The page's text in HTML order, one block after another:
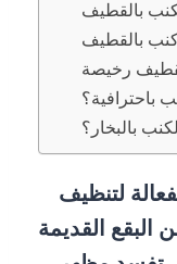
بالقطيف
بالقطيف
رخيصة
باحترافية؟
بالبخار؟
لتنظيف
القديمة